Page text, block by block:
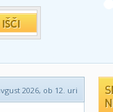
2026, ob 12. uri